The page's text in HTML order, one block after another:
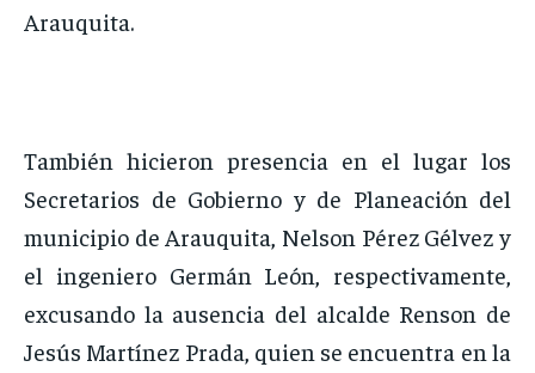
Arauquita.
También hicieron presencia en el lugar los
Secretarios de Gobierno y de Planeación del
municipio de Arauquita, Nelson Pérez Gélvez y
el ingeniero Germán León, respectivamente,
excusando la ausencia del alcalde Renson de
Jesús Martínez Prada, quien se encuentra en la